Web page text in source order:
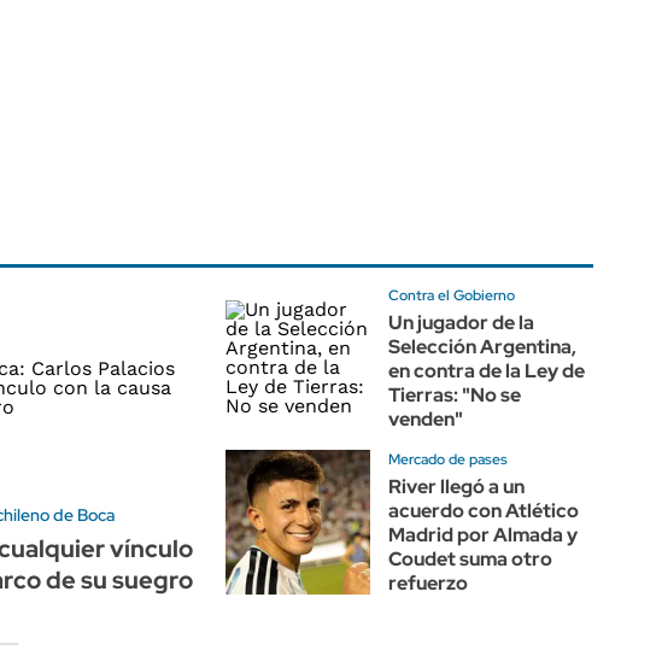
de Boca
vínculo
de su suegro
Contra el Gobierno
Un jugador de la
Selección Argentina,
en contra de la Ley de
Tierras: "No se
venden"
Mercado de pases
River llegó a un
acuerdo con Atlético
Madrid por Almada y
Coudet suma otro
refuerzo